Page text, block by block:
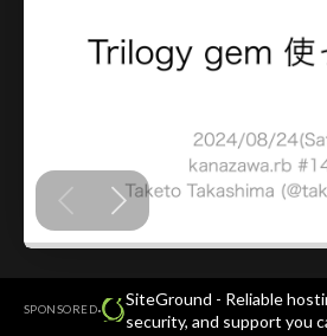
SPONSORED·
SiteGround - Reliable
security, and support you